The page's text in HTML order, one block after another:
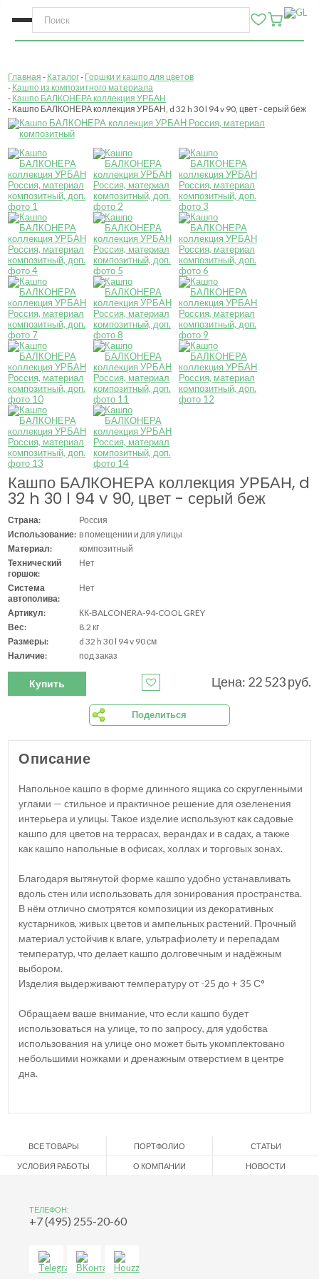
Главная Каталог Горшки и кашпо для цветов
Кашпо из композитного материала
Кашпо БАЛКОНЕРА коллекция УРБАН
Кашпо БАЛКОНЕРА коллекция УРБАН, d 32 h 30 l 94 v 90, цвет - серый беж
Кашпо БАЛКОНЕРА коллекция УРБАН, d
32 h 30 l 94 v 90, цвет - серый беж
Страна:
Россия
Использование: в помещении и для улицы
Материал:
композитный
Технический
горшок:
Нет
Система
автополива:
Нет
Артикул:
КК-BALCONERA-94-COOL GREY
Вес:
8.2 кг
Размеры:
d 32 h 30 l 94 v 90 см
Наличие:
под заказ
Купить Цена: 22 523 руб.
Поделиться
Описание
Напольное кашпо в форме длинного ящика со скругленными
углами — стильное и практичное решение для озеленения
интерьера и улицы. Такое изделие используют как садовые
кашпо для цветов на террасах, верандах и в садах, а также
как кашпо напольные в офисах, холлах и торговых зонах.
Благодаря вытянутой форме кашпо удобно устанавливать
вдоль стен или использовать для зонирования пространства.
В нём отлично смотрятся композиции из декоративных
кустарников, живых цветов и ампельных растений. Прочный
материал устойчив к влаге, ультрафиолету и перепадам
температур, что делает кашпо долговечным и надёжным
выбором.
Изделия выдерживают температуру от -25 до + 35 С°
Обращаем ваше внимание, что если кашпо будет
использоваться на улице, то по запросу, для удобства
использования на улице оно может быть укомплектовано
небольшими ножками и дренажным отверстием в центре
дна.
ВСЕ ТОВАРЫ ПОРТФОЛИО СТАТЬИ
УСЛОВИЯ РАБОТЫ О КОМПАНИИ НОВОСТИ
ТЕЛЕФОН:
+7 (495) 255-20-60